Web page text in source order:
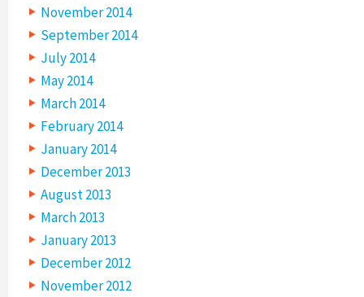
November 2014
September 2014
July 2014
May 2014
March 2014
February 2014
January 2014
December 2013
August 2013
March 2013
January 2013
December 2012
November 2012